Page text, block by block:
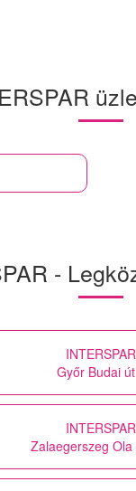
-
INTERSPAR
Győr Budai út
INTERSPAR
Zalaegerszeg Ola